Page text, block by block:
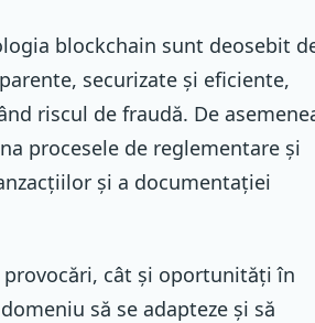
blockchain sunt deosebit
securizate și eficiente,
riscul de fraudă. De
procesele de reglementare și
și a documentației
cât și oportunități în
să se adapteze și să